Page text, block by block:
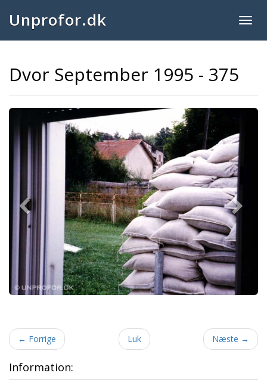
Unprofor.dk
Dvor September 1995 - 375
Previous
← Forrige Luk Næste →
Information: